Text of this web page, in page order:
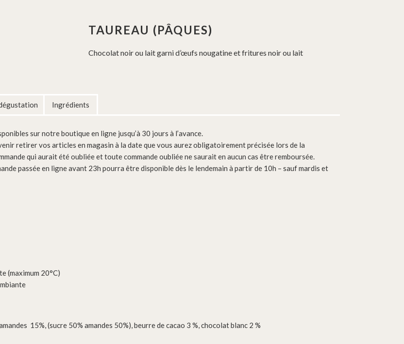
TAUREAU (PÂQUES)
Chocolat noir ou lait garni d’œufs nougatine et fritures noir ou lait
Ingrédients
sur notre boutique en ligne jusqu’à 30 jours à l’avance.
retirer vos articles en magasin à la date que vous aurez obligatoirement précisée lors de la
qui aurait été oubliée et toute commande oubliée ne saurait en aucun cas être remboursée.
passée en ligne avant 23h pourra être disponible dès le lendemain à partir de 10h – sauf mardis et
(maximum 20°C)
15%, (sucre 50% amandes 50%), beurre de cacao 3 %, chocolat blanc 2 %